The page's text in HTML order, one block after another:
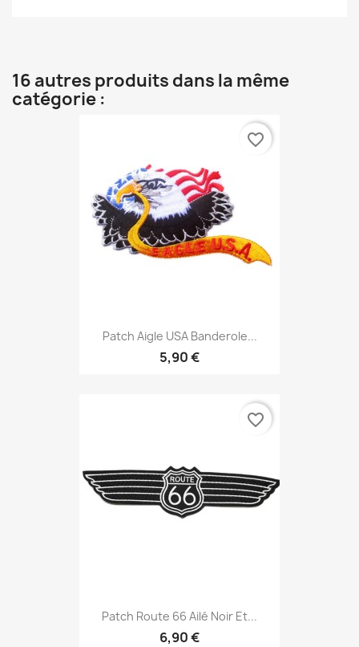
16 autres produits dans la même
catégorie :
Patch Aigle USA Banderole...
5,90 €
favorite_border
Patch Route 66 Ailé Noir Et...
6,90 €
favorite_border